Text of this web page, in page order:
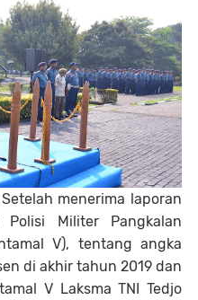
Setelah menerima laporan
Militer Pangkalan
V), tentang angka
di akhir tahun 2019 dan
V Laksma TNI Tedjo